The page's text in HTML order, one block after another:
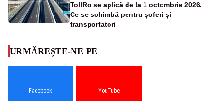
TollRo se aplică de la 1 octombrie 2026.
Ce se schimbă pentru șoferi și
transportatori
URMĂREȘTE-NE PE
Facebook YouTube